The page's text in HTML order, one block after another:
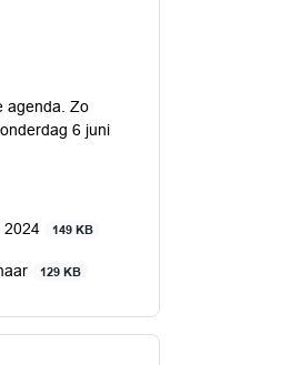
agenda. Zo
6 juni
2024 149 KB
129 KB